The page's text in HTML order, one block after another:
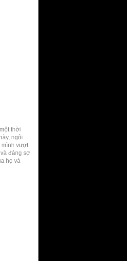
thời
ngôi
mình vượt
đáng sợ
họ và